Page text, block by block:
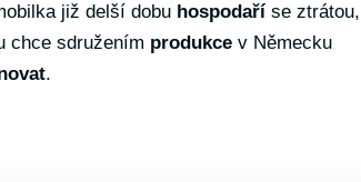
již delší dobu hospodaří se ztrátou,
chce sdružením produkce v Německu
.